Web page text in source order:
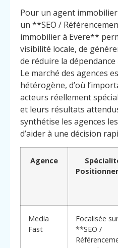
Pour un agent
un **SEO /
immobilier à Evere**
visibilité locale, de
de réduire la
Le marché des agences
hétérogène, d’où
acteurs réellement
et leurs résultats
synthétise les agences
d’aider à une décision
Agence
Media
Fast
Focalisée
**SEO /